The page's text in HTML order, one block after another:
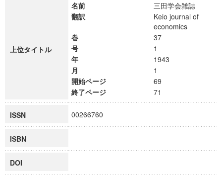
上位タイトル
名前
三田学会雑誌
翻訳
Keio journal of
economics
巻
37
号
1
年
1943
月
1
開始ページ
69
終了ページ
71
ISSN 00266760
ISBN
DOI